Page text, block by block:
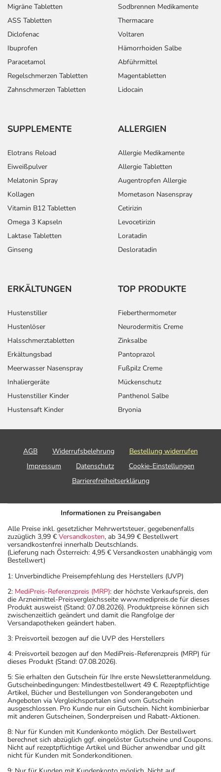
Migräne Tabletten
ASS Tabletten
Diclofenac
Ibuprofen
Paracetamol
Regelschmerzen Tabletten
Zahnschmerzen Tabletten
Sodbrennen Medikamente
Thermacare
Voltaren
Hämorrhoiden Salbe
Abführmittel
Magentabletten
Lidocain
SUPPLEMENTE
Elotrans Reload
Eiweißpulver
Melatonin Spray
Kollagen
Vitamin B12 Tabletten
Omega 3 Kapseln
Laktase Tabletten
Ginseng
ALLERGIEN
Allergie Medikamente
Allergie Tabletten
Augentropfen Allergie
Mometason Nasenspray
Cetirizin
Levocetirizin
Loratadin
Desloratadin
ERKÄLTUNGEN
Hustenstiller
Hustenlöser
Halsschmerztabletten
Erkältungsbad
Meerwasser Nasenspray
Inhaliergeräte
Hustenstiller Kinder
Hustensaft Kinder
TOP PRODUKTE
Fieberthermometer
Neurodermitis Creme
Zinksalbe
Pantoprazol
Fußpilz Creme
Mückenschutz
Panthenol Salbe
Bryonia
AGB Widerrufsbelehrung
Bestellung widerrufen
Impressum
Datenschutz
Cookie-Einstellungen
Barrierefreiheitserklärung
Informationen zu Preisangaben
Alle Preise inkl. gesetzlicher Mehrwertsteuer, gegebenenfalls
zuzüglich 3,99 € Versandkosten, ab 34,99 € Bestellwert
versandkostenfrei innerhalb Deutschlands.
(Lieferung nach Österreich: 4,95 € Versandkosten unabhängig vom
Bestellwert)
1: Unverbindliche Preisempfehlung des Herstellers (UVP)
2: MediPreis-Referenzpreis (MRP): der höchste Verkaufspreis, den
die Arzneimittel-Preisvergleichsseite www.medipreis.de für dieses
Produkt ausweist (Stand: 07.08.2026). Produktpreise können sich
zwischenzeitlich geändert und damit die Rangfolge der
Versandapotheken geändert haben.
3: Preisvorteil bezogen auf die UVP des Herstellers
4: Preisvorteil bezogen auf den MediPreis-Referenzpreis (MRP) für
dieses Produkt (Stand: 07.08.2026).
5: Sie erhalten den Gutschein für Ihre erste Newsletteranmeldung.
Gutscheinbedingungen: Mindestbestellwert 49 €. Rezeptpflichtige
Artikel, Bücher und Bestellungen von Sonderangeboten und
Angeboten via Vergleichsportalen sind vom Gutschein
ausgeschlossen. Pro Kunde nur ein Gutschein. Nicht kombinierbar
mit anderen Gutscheinen, Sonderpreisen und Rabatt-Aktionen.
8: Nur für Kunden mit Kundenkonto möglich. Der Bestellwert
berechnet sich abzüglich ggf. eingelöster Gutscheine und Coupons.
Nicht auf rezeptpflichtige Artikel und Bücher anwendbar und gilt
nicht für Kunden mit Sonderkonditionen.